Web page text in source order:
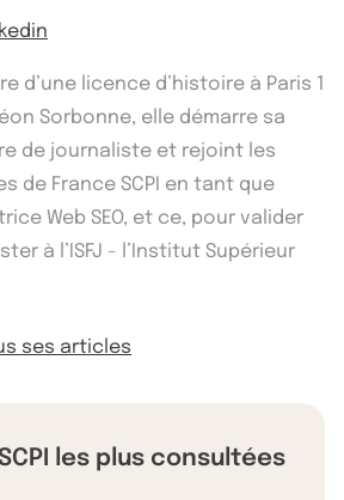
d’une licence d’histoire à Paris 1
Sorbonne, elle démarre sa
de journaliste et rejoint les
de France SCPI en tant que
Web SEO, et ce, pour valider
à l’ISFJ - l’Institut Supérieur
ses articles
SCPI les plus consultées